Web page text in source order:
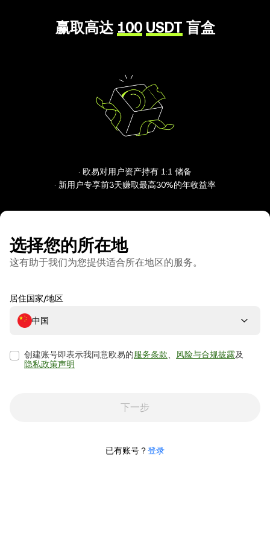
赢取高达 100 USDT 盲盒
· 欧易对用户资产持有 1:1 储备
· 新用户专享前3天赚取最高30%的年收益率
选择您的所在地
这有助于我们为您提供适合所在地区的服务。
居住国家/地区
中国
创建账号即表示我同意欧易的服务条款 风险与合规披露及
隐私政策声明
下一步
已有账号？登录